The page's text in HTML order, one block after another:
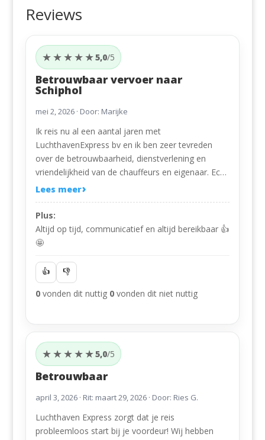
Reviews
★★★★★5,0/5
Betrouwbaar vervoer naar
Schiphol
mei 2, 2026· Door: Marijke
Ik reis nu al een aantal jaren met
LuchthavenExpress bv en ik ben zeer tevreden
over de betrouwbaarheid, dienstverlening en
vriendelijkheid van de chauffeurs en eigenaar. Echt
een topper! Ik kan het iedereen aanraden, wat een
rust geeft dat en wat een aangenaam begin en
afsluiting van de reis…
Lees meer
Plus:
Altijd op tijd, communicatief en altijd bereikbaar 👍
🤩
👍 👎
0vonden dit nuttig 0vonden dit niet nuttig
★★★★★5,0/5
Betrouwbaar
april 3, 2026· Rit: maart 29, 2026 · Door: Ries G.
Luchthaven Express zorgt dat je reis
probleemloos start bij je voordeur! Wij hebben